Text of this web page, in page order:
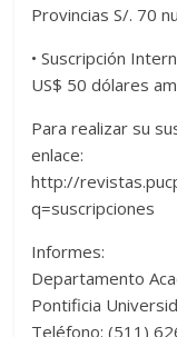
Provincias S/. 70
• Suscripción
US$ 50 dólares
Para realizar su
enlace:
http://
q=suscripciones
Informes:
Departamento
Pontificia
Teléfono: (511)